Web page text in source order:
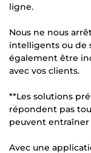
ligne.
Nous ne nous
intelligents ou de
également être
avec vos clients.
**Les solutions
répondent pas
peuvent entraîner
Avec une